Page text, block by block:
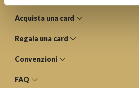
Acquista una card
Regala una card
Convenzioni
FAQ